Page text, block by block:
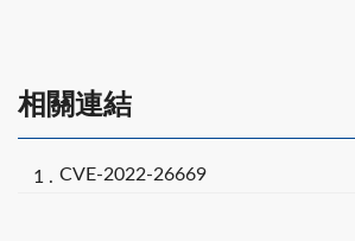
相關連結
CVE-2022-26669